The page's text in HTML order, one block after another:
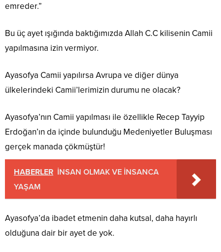
emreder.”
Bu üç ayet ışığında baktığımızda Allah C.C kilisenin Camii
yapılmasına izin vermiyor.
Ayasofya Camii yapılırsa Avrupa ve diğer dünya
ülkelerindeki Camii’lerimizin durumu ne olacak?
Ayasofya’nın Camii yapılması ile özellikle Recep Tayyip
Erdoğan’ın da içinde bulunduğu Medeniyetler Buluşması
gerçek manada çökmüştür!
HABERLER İNSAN OLMAK VE İNSANCA
YAŞAM
Ayasofya’da ibadet etmenin daha kutsal, daha hayırlı
olduğuna dair bir ayet de yok.